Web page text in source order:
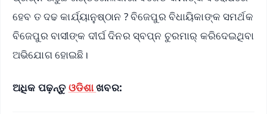
ହେବ ତ ଦଢ କାର୍ଯ୍ୟାନୁଷ୍ଠାନ ? ବିଜେପୁର ବିଧାୟିକାଙ୍କ ସମର୍ଥକ
ବିଜେପୁର ବାସୀଙ୍କ ଦୀର୍ଘ ଦିନର ସ୍ବପ୍ନ ଚୁରମାର୍ କରିଦେଇଥିବା
ଅଭିଯୋଗ ହୋଇଛି।
ଅଧିକ ପଢ଼ନ୍ତୁ ଓଡିଶାଖବର: